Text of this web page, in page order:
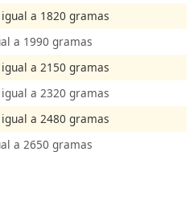
a 1820 gramas
a 1990 gramas
a 2150 gramas
a 2320 gramas
a 2480 gramas
a 2650 gramas